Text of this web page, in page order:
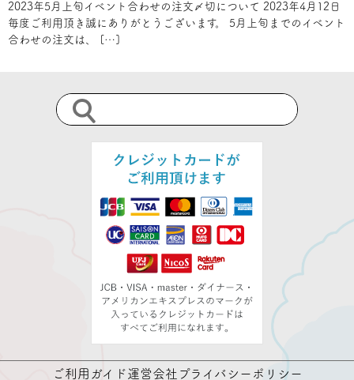
2023年5月上旬イベント合わせの注文〆切について 2023年4月12日
毎度ご利用頂き誠にありがとうございます。 5月上旬までのイベント
合わせの注文は、 […]
ご利用ガイド運営会社 プライバシーポリシー